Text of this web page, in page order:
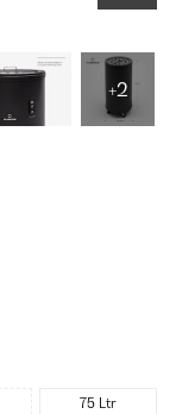
+2
75 Ltr